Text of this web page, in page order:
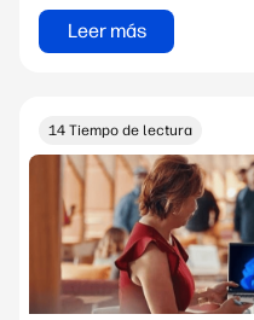
Leer más
14 Tiempo de lectura